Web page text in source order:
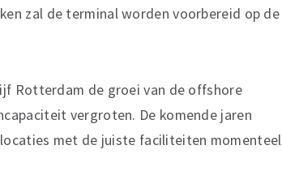
zal de terminal worden voorbereid op de
Rotterdam de groei van de offshore
vergroten. De komende jaren
met de juiste faciliteiten momenteel